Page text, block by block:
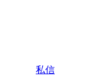
私信